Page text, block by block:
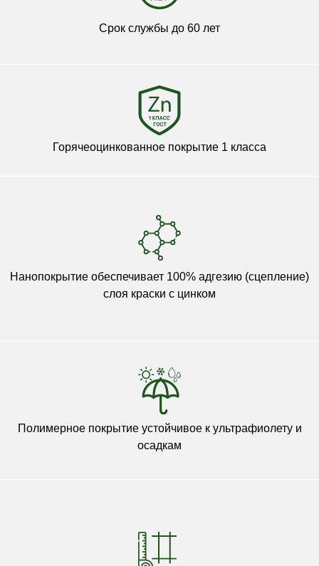
Срок службы до 60 лет
Горячеоцинкованное покрытие 1 класса
Нанопокрытие обеспечивает 100% адгезию (сцепление)
слоя краски с цинком
Полимерное покрытие устойчивое к ультрафиолету и
осадкам